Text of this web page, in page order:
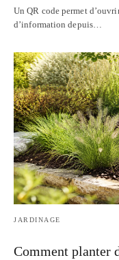
Un QR code permet
d’information depuis…
JARDINAGE
Comment planter